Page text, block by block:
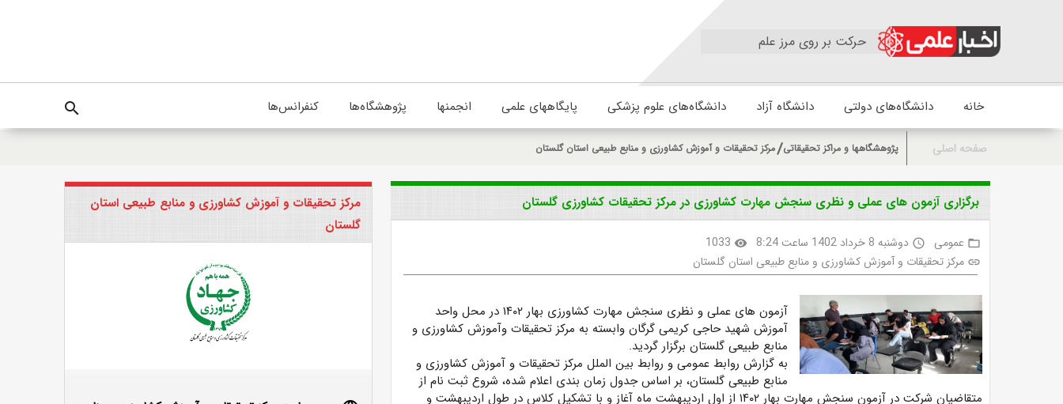
حرکت بر روی مرز علم
خانه دانشگاه‌های دولتی دانشگاه آزاد دانشگاه‌های علوم پزشکی پایگاههای علمی انجمنها پژوهشگاه‌ها کنفرانس‌ها search
صفحه اصلی پژوهشگاهها و مراکز تحقیقاتی مرکز تحقیقات و آموزش کشاورزی و منابع طبیعی استان گلستان
برگزاری آزمون های عملی و نظری سنجش مهارت کشاورزی در مرکز تحقیقات کشاورزی گلستان
folder_open عمومی access_time دوشنبه 8 خرداد 1402 ساعت 8:24 visibility
1033
link مرکز تحقیقات و آموزش کشاورزی و منابع طبیعی استان گلستان
آزمون های عملی و نظری سنجش مهارت کشاورزی بهار ۱۴۰۲ در محل واحد
آموزش شهید حاجی کریمی گرگان وابسته به مرکز تحقیقات وآموزش کشاورزی و
منابع طبیعی گلستان برگزار گردید.
به گزارش روابط عمومی و روابط بین الملل مرکز تحقیقات و آموزش کشاورزی و
منابع طبیعی گلستان، بر اساس جدول زمان بندی اعلام شده، شروع ثبت نام از
متقاضیان شرکت در آزمون سنجش مهارت بهار ۱۴۰۲ از اول اردیبهشت ماه آغاز و با تشکیل کلاس در طول اردیبهشت و
مرکز تحقیقات و آموزش کشاورزی و منابع طبیعی استان
گلستان